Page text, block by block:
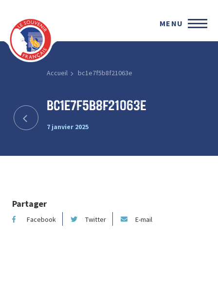
MENU
Accueil bc1e7f5b8f21063e
bc1e7f5b8f21063e
7 janvier 2025
Partager
Facebook Twitter E-mail